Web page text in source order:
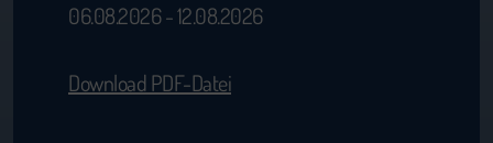
06.08.2026 - 12.08.2026
Download PDF-Datei